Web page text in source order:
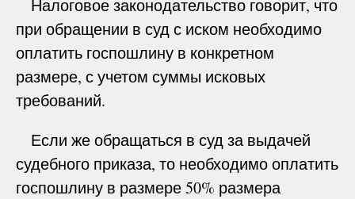
Налоговое законодательство говорит, что
при обращении в суд с иском необходимо
оплатить госпошлину в конкретном
размере, с учетом суммы исковых
требований.
Если же обращаться в суд за выдачей
судебного приказа, то необходимо оплатить
госпошлину в размере 50% размера